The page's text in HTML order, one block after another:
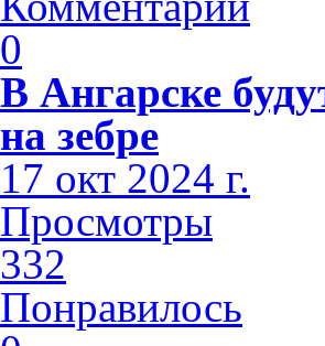
0
В Ангарске
на зебре
17 окт 2024 г.
Просмотры
332
Понравилось